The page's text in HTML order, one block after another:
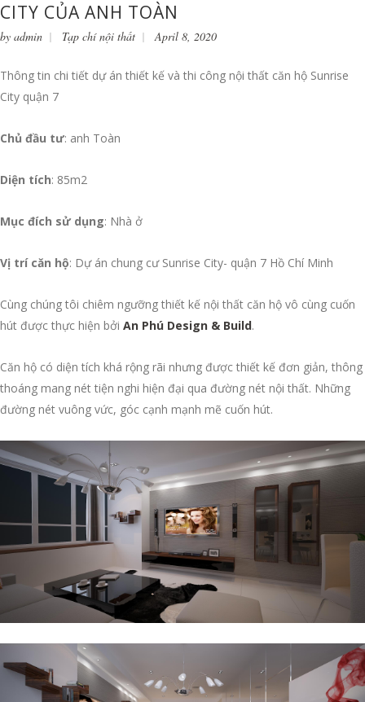
CITY CỦA ANH TOÀN
by admin Tạp chí nội thất April 8, 2020
Thông tin chi tiết dự án thiết kế và thi công nội thất căn hộ Sunrise
City quận 7
Chủ đầu tư: anh Toàn
Diện tích: 85m2
Mục đích sử dụng: Nhà ở
Vị trí căn hộ: Dự án chung cư Sunrise City- quận 7 Hồ Chí Minh
Cùng chúng tôi chiêm ngưỡng thiết kế nội thất căn hộ vô cùng cuốn
hút được thực hiện bởi An Phú Design & Build.
Căn hộ có diện tích khá rộng rãi nhưng được thiết kế đơn giản, thông
thoáng mang nét tiện nghi hiện đại qua đường nét nội thất. Những
đường nét vuông vức, góc cạnh mạnh mẽ cuốn hút.